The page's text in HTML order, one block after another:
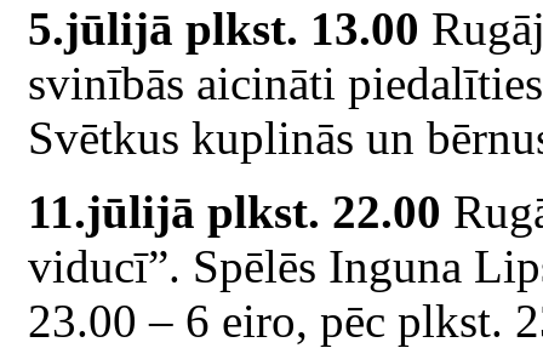
5.jūlijā plkst. 13.00
svinībās aicināti
Svētkus kuplinās un
11.jūlijā plkst. 22.00
viducī”. Spēlēs Inguna
23.00 – 6 eiro, pēc plkst.